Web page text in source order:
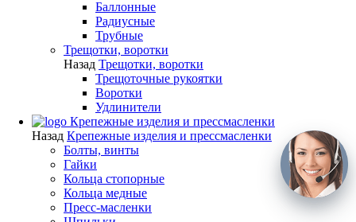
Баллонные
Радиусные
Трубные
Трещотки, воротки
Назад Трещотки, воротки
Трещоточные рукоятки
Воротки
Удлинители
Крепежные изделия и прессмасленки
Назад Крепежные изделия и прессмасленки
Болты, винты
Гайки
Кольца стопорные
Кольца медные
Пресс-масленки